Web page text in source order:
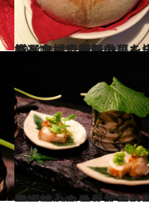
2014.6.27
厳選食材で美肌効果もテキメン！ 高級中華を堪能して楊貴妃気分
グルメ
2014.5.20
眼福で心を浄化する「美味方丈」の世界 まるで美術館のような銀座の割烹へ
グルメ